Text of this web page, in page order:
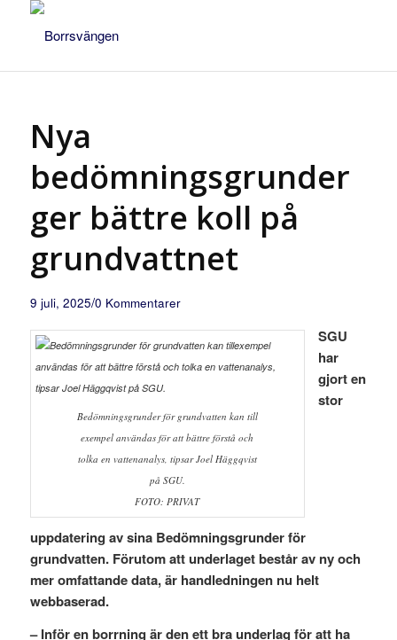
Nya
bedömningsgrunder
ger bättre koll på
grundvattnet
9 juli, 2025/0 Kommentarer
Bedömningsgrunder för grundvatten kan till
exempel användas för att bättre förstå och
tolka en vattenanalys, tipsar Joel Häggqvist
på SGU.
FOTO: PRIVAT
SGU
har
gjort en
stor
uppdatering av sina Bedömningsgrunder för
grundvatten. Förutom att underlaget består av ny och
mer omfattande data, är handledningen nu helt
webbaserad.
– Inför en borrning är den ett bra underlag för att ha